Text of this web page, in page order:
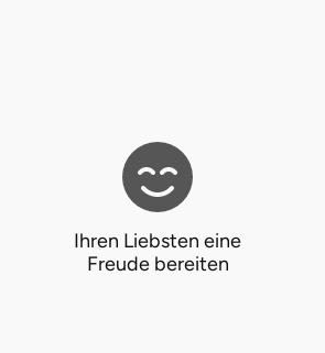
Ihren Liebsten eine
Freude bereiten